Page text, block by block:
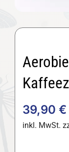
39,90 €
inkl. MwSt.